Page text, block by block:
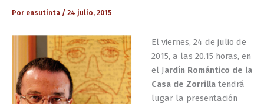
Por ensutinta / 24 julio, 2015
El viernes, 24 de julio de
2015, a las 20.15 horas, en
el Jardín Romántico de la
Casa de Zorrillatendrá
lugar la presentación